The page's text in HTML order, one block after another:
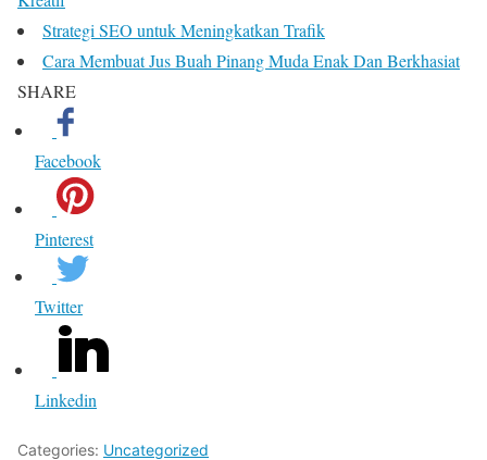
Strategi SEO untuk Meningkatkan Trafik
Cara Membuat Jus Buah Pinang Muda Enak Dan Berkhasiat
SHARE
Facebook
Pinterest
Twitter
Linkedin
Categories: Uncategorized